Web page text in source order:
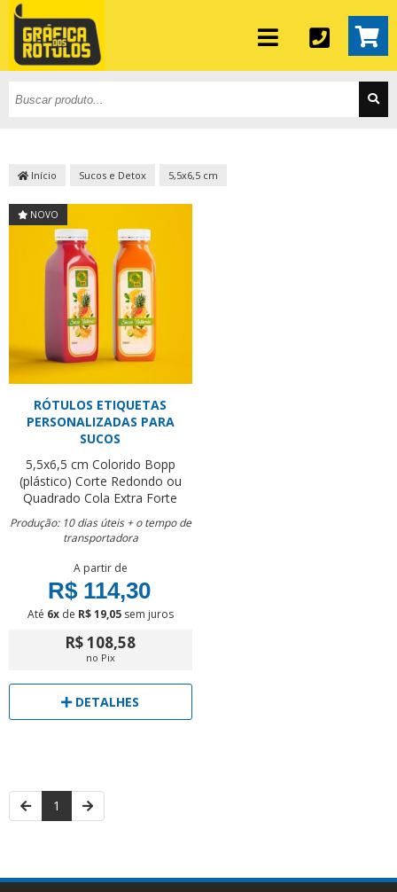
Início Sucos e Detox 5,5x6,5 cm
NOVO
RÓTULOS ETIQUETAS
PERSONALIZADAS PARA
SUCOS
5,5x6,5 cm Colorido Bopp
(plástico) Corte Redondo ou
Quadrado Cola Extra Forte
Produção: 10 dias úteis + o tempo de
transportadora
A partir de
R$ 114,30
Até 6xde R$ 19,05sem juros
R$ 108,58
no Pix
DETALHES
1